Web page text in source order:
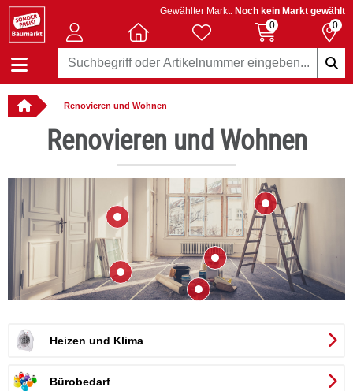
Gewählter Markt: Noch kein Markt gewählt
0
0
Renovieren und Wohnen
Renovieren und Wohnen
Heizen und Klima
Bürobedarf